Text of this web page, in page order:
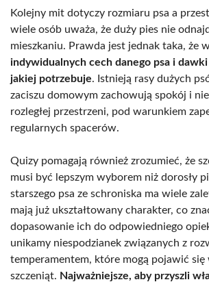
Kolejny mit dotyczy rozmiaru psa a
wiele osób uważa, że duży pies nie
mieszkaniu. Prawda jest jednak taka, że
indywidualnych cech danego psa i
jakiej potrzebuje. Istnieją rasy dużych
zaciszu domowym zachowują spokój i
rozległej przestrzeni, pod warunkiem
regularnych spacerów.
Quizy pomagają również zrozumieć, że
musi być lepszym wyborem niż dorosły
starszego psa ze schroniska ma wiele
mają już ukształtowany charakter, co
dopasowanie ich do odpowiedniego
unikamy niespodzianek związanych z
temperamentem, które mogą pojawić się
szczeniąt. Najważniejsze, aby przyszli